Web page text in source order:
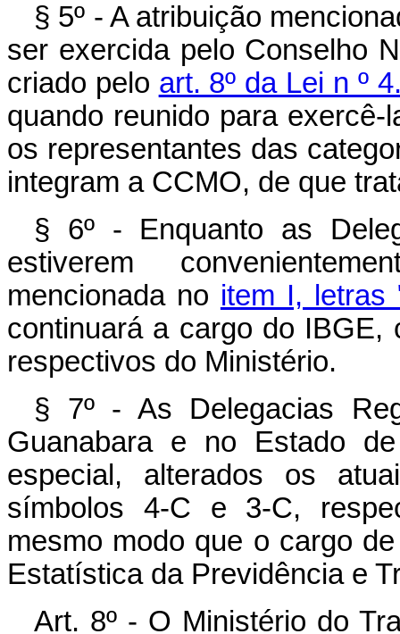
§ 5º - A atribuição
ser exercida pelo Conselho
criado pelo art. 8º da Lei n º
quando reunido para
os representantes das
integram a CCMO, de que
§ 6º - Enquanto as
estiverem
mencionada no item I, letras
continuará a cargo do
respectivos do Ministério.
§ 7º - As Delegacias
Guanabara e no Estado
especial, alterados os
símbolos 4-C e 3-C,
mesmo modo que o cargo
Estatística da Previdência e
Art. 8º - O Ministério do